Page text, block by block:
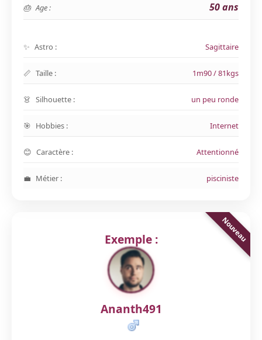
Age : 50 ans
Astro : Sagittaire
Taille : 1m90 / 81kgs
Silhouette : un peu ronde
Hobbies : Internet
Caractère : Attentionné
Métier : pisciniste
Exemple :
Ananth491